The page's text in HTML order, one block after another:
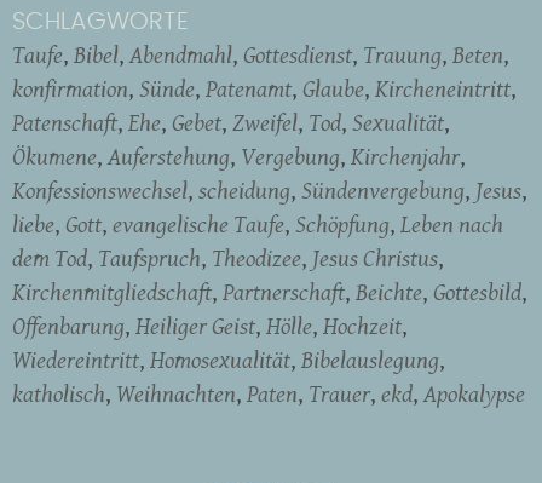
SCHLAGWORTE
Taufe Bibel Abendmahl Gottesdienst Trauung Beten
konfirmation Sünde Patenamt Glaube Kircheneintritt
Patenschaft Ehe Gebet Zweifel Tod Sexualität
Ökumene Auferstehung Vergebung Kirchenjahr
Konfessionswechsel scheidung Sündenvergebung Jesus
liebe Gott evangelische Taufe Schöpfung Leben nach
dem Tod Taufspruch Theodizee Jesus Christus
Kirchenmitgliedschaft Partnerschaft Beichte Gottesbild
Offenbarung Heiliger Geist Hölle Hochzeit
Wiedereintritt Homosexualität Bibelauslegung
katholisch Weihnachten Paten Trauer ekd Apokalypse